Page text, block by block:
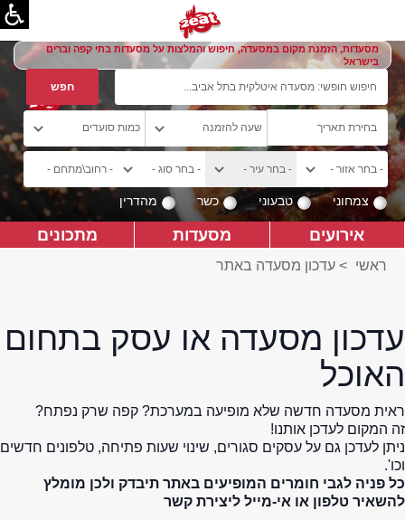
מסעדות, הזמנת מקום במסעדה, חיפוש והמלצות על מסעדות בתי קפה וברים
בישראל
צמחוני טבעוני כשר מהדרין
אירועים מסעדות מתכונים
ראשי > עדכון מסעדה באתר
עדכון מסעדה או עסק בתחום
האוכל
ראית מסעדה חדשה שלא מופיעה במערכת? קפה שרק נפתח?
זה המקום לעדכן אותנו!
ניתן לעדכן גם על עסקים סגורים, שינוי שעות פתיחה, טלפונים חדשים
וכו'.
כל פניה לגבי חומרים המופיעים באתר תיבדק ולכן מומלץ
להשאיר טלפון או אי-מייל ליצירת קשר